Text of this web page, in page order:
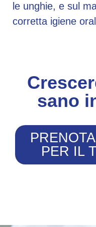
le unghie, e sul
corretta igiene
sano
PER IL